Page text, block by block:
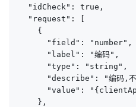
  "idCheck": true,
  "request": [
    {
      "field": "number",
      "label": "编码",
      "type": "string",
"describe": "编码,不
"value":
    },